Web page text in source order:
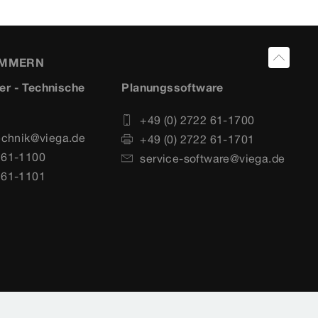
- Technische
1100
1101
Planungssoftware
+49 (0) 2722 61-1700
+49 (0) 2722 61-1701
service-software@viega.de